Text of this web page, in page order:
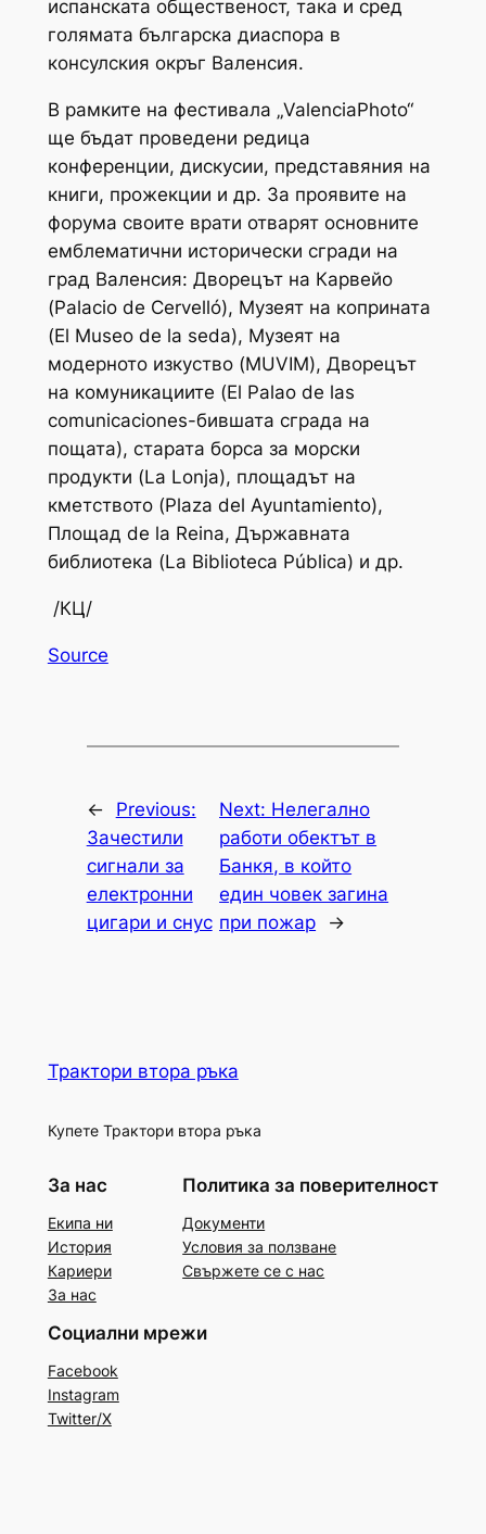
испанската общественост, така и сред
голямата българска диаспора в
консулския окръг Валенсия.
В рамките на фестивала „ValenciaPhoto“
ще бъдат проведени редица
конференции, дискусии, представяния на
книги, прожекции и др. За проявите на
форума своите врати отварят основните
емблематични исторически сгради на
град Валенсия: Дворецът на Карвейо
(Palacio de Cervelló), Музеят на коприната
(El Museo de la seda), Музеят на
модерното изкуство (MUVIM), Дворецът
на комуникациите (El Palao de las
comunicaciones-бившата сграда на
пощата), старата борса за морски
продукти (La Lonja), площадът на
кметството (Plaza del Ayuntamiento),
Площад de la Reina, Държавната
библиотека (La Biblioteca Pública) и др.
/КЦ/
Source
←
Previous:
Зачестили
сигнали за
електронни
цигари и снус
Next: Нелегално
работи обектът в
Банкя, в който
един човек загина
при пожар
→
Трактори втора ръка
Купете Трактори втора ръка
За нас
Екипа ни
История
Кариери
За нас
Политика за поверителност
Документи
Условия за ползване
Свържете се с нас
Социални мрежи
Facebook
Instagram
Twitter/X